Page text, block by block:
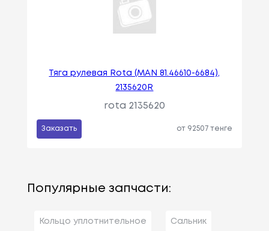
Тяга рулевая Rota (MAN 81.46610-6684),
2135620R
rota 2135620
Заказать от 92507 тенге
Популярные запчасти:
Кольцо уплотнительное Сальник